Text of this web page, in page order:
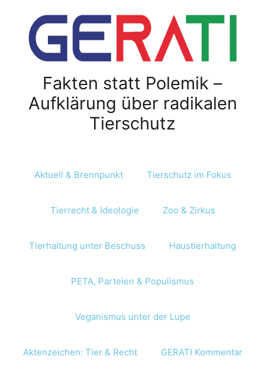
Fakten statt Polemik –
Aufklärung über radikalen
Tierschutz
Aktuell & Brennpunkt Tierschutz im Fokus
Tierrecht & Ideologie Zoo & Zirkus
Tierhaltung unter Beschuss Haustierhaltung
PETA, Parteien & Populismus
Veganismus unter der Lupe
Aktenzeichen: Tier & Recht GERATI Kommentar